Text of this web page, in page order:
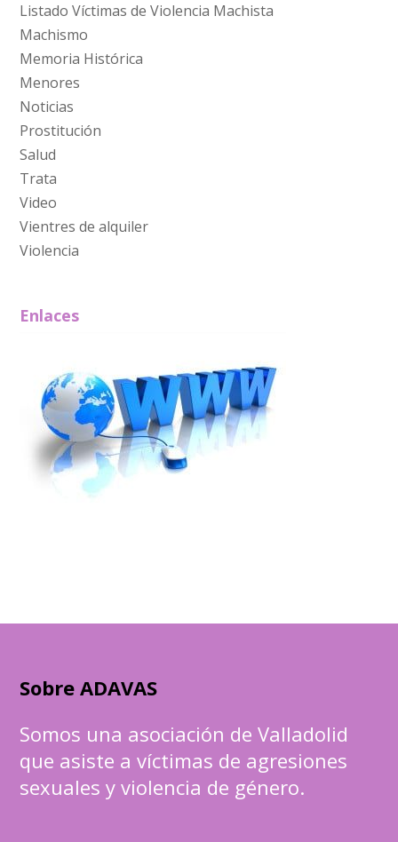
Listado Víctimas de Violencia Machista
Machismo
Memoria Histórica
Menores
Noticias
Prostitución
Salud
Trata
Video
Vientres de alquiler
Violencia
Enlaces
Sobre ADAVAS
Somos una asociación de Valladolid
que asiste a víctimas de agresiones
sexuales y violencia de género.